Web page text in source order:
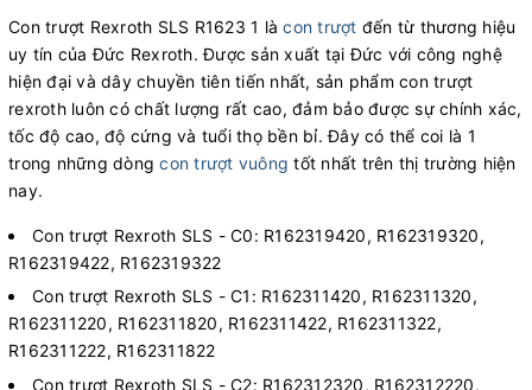
Con trượt Rexroth SLS R1623 1 làcon trượt đến từ thương hiệu
uy tín của Đức Rexroth. Được sản xuất tại Đức với công nghệ
hiện đại và dây chuyền tiên tiến nhất, sản phẩm con trượt
rexroth luôn có chất lượng rất cao, đảm bảo được sự chính xác,
tốc độ cao, độ cứng và tuổi thọ bền bỉ. Đây có thể coi là 1
trong những dòngcon trượt vuông tốt nhất trên thị trường hiện
nay.
Con trượt Rexroth SLS - C0: R162319420, R162319320,
R162319422, R162319322
Con trượt Rexroth SLS - C1: R162311420, R162311320,
R162311220, R162311820, R162311422, R162311322,
R162311222, R162311822
Con trượt Rexroth SLS - C2: R162312320, R162312220,